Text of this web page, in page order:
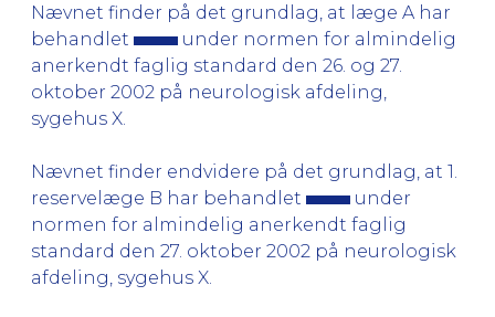
Nævnet finder på det grundlag, at læge A har
behandlet
under normen for almindelig
anerkendt faglig standard den 26. og 27.
oktober 2002 på neurologisk afdeling,
sygehus X.
Nævnet finder endvidere på det grundlag, at 1.
reservelæge B har behandlet
under
normen for almindelig anerkendt faglig
standard den 27. oktober 2002 på neurologisk
afdeling, sygehus X.